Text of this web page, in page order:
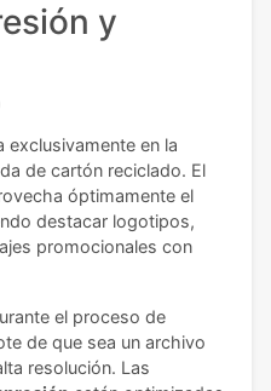
y
exclusivamente en la
de cartón reciclado. El
óptimamente el
destacar logotipos,
promocionales con
el proceso de
de que sea un archivo
resolución. Las